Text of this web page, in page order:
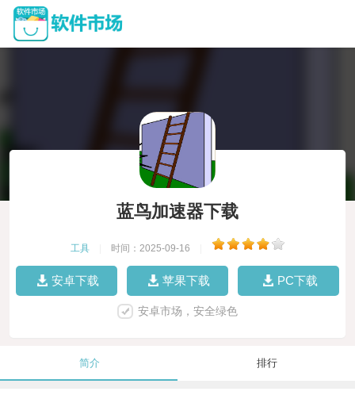
蓝鸟加速器下载
工具 时间：2025-09-16
安卓下载 苹果下载 PC下载
安卓市场，安全绿色
简介 排行